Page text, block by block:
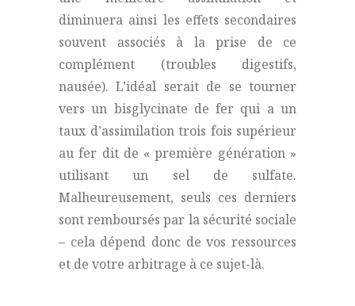
diminuera ainsi les effets secondaires
souvent associés à la prise de ce
complément (troubles digestifs,
nausée). L’idéal serait de se tourner
vers un bisglycinate de fer qui a un
taux d’assimilation trois fois supérieur
au fer dit de « première génération »
utilisant un sel de sulfate.
Malheureusement, seuls ces derniers
sont remboursés par la sécurité sociale
– cela dépend donc de vos ressources
et de votre arbitrage à ce sujet-là.